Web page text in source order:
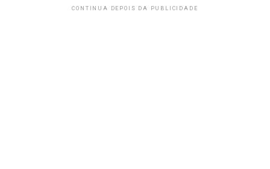
CONTINUA DEPOIS DA PUBLICIDADE